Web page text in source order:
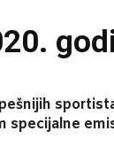
specijalne